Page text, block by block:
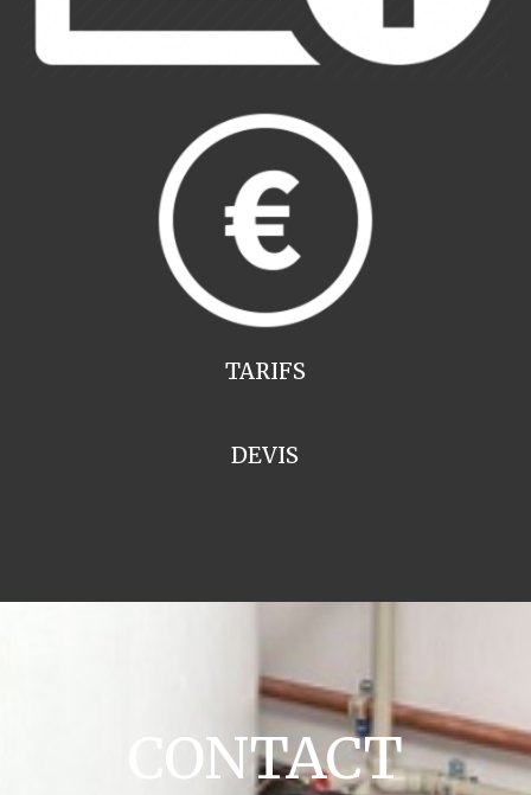
TARIFS
DEVIS
CONTACT